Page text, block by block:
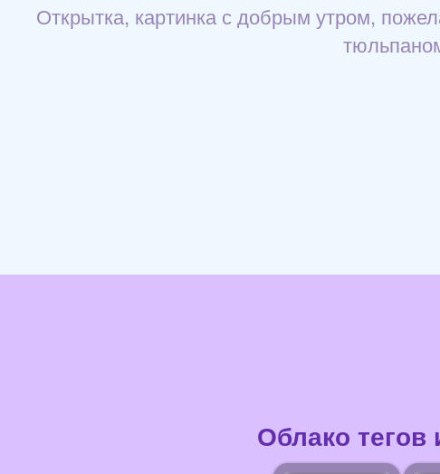
Открытка, картинка с добрым утром,
Облако